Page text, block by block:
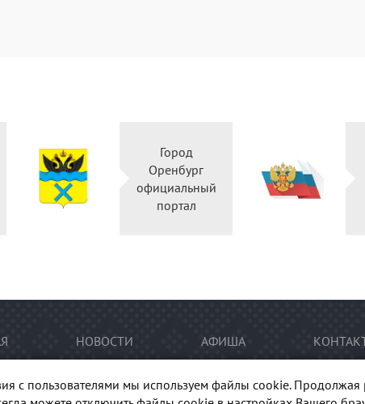
Правительство
Оренбургской
области
с пользователями мы используем файлы cookie. Продолжая
НОВОСТИ АФИША